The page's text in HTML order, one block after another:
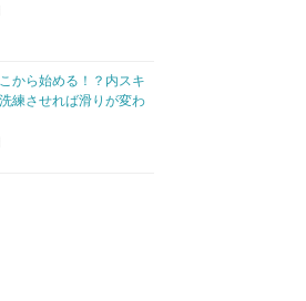
から始める！？内スキ
練させれば滑りが変わ